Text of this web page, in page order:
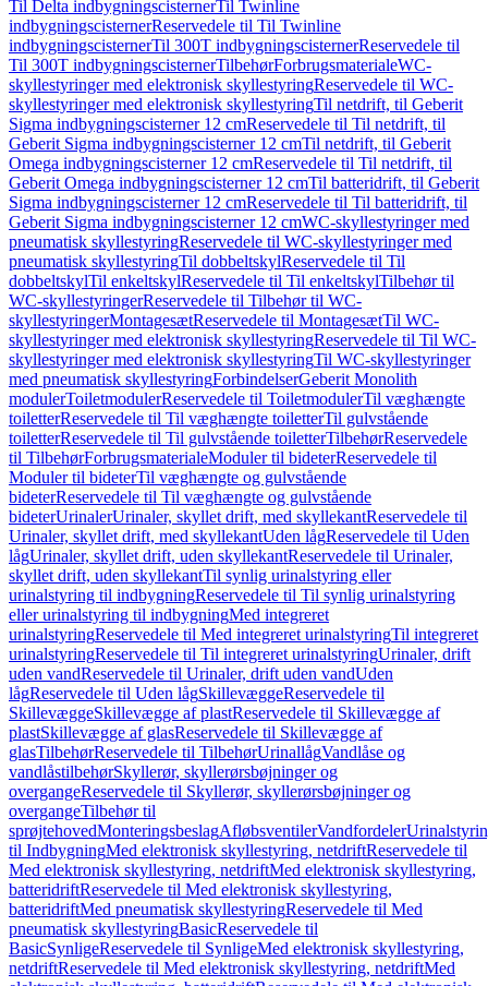
Til Delta indbygningscisternerTil Twinline
indbygningscisternerReservedele til Til Twinline
indbygningscisternerTil 300T indbygningscisternerReservedele til
Til 300T indbygningscisternerTilbehørForbrugsmaterialeWC-
skyllestyringer med elektronisk skyllestyringReservedele til WC-
skyllestyringer med elektronisk skyllestyringTil netdrift, til Geberit
Sigma indbygningscisterner 12 cmReservedele til Til netdrift, til
Geberit Sigma indbygningscisterner 12 cmTil netdrift, til Geberit
Omega indbygningscisterner 12 cmReservedele til Til netdrift, til
Geberit Omega indbygningscisterner 12 cmTil batteridrift, til Geberit
Sigma indbygningscisterner 12 cmReservedele til Til batteridrift, til
Geberit Sigma indbygningscisterner 12 cmWC-skyllestyringer med
pneumatisk skyllestyringReservedele til WC-skyllestyringer med
pneumatisk skyllestyringTil dobbeltskylReservedele til Til
dobbeltskylTil enkeltskylReservedele til Til enkeltskylTilbehør til
WC-skyllestyringerReservedele til Tilbehør til WC-
skyllestyringerMontagesætReservedele til MontagesætTil WC-
skyllestyringer med elektronisk skyllestyringReservedele til Til WC-
skyllestyringer med elektronisk skyllestyringTil WC-skyllestyringer
med pneumatisk skyllestyringForbindelserGeberit Monolith
modulerToiletmodulerReservedele til ToiletmodulerTil væghængte
toiletterReservedele til Til væghængte toiletterTil gulvstående
toiletterReservedele til Til gulvstående toiletterTilbehørReservedele
til TilbehørForbrugsmaterialeModuler til bideterReservedele til
Moduler til bideterTil væghængte og gulvstående
bideterReservedele til Til væghængte og gulvstående
bideterUrinalerUrinaler, skyllet drift, med skyllekantReservedele til
Urinaler, skyllet drift, med skyllekantUden lågReservedele til Uden
lågUrinaler, skyllet drift, uden skyllekantReservedele til Urinaler,
skyllet drift, uden skyllekantTil synlig urinalstyring eller
urinalstyring til indbygningReservedele til Til synlig urinalstyring
eller urinalstyring til indbygningMed integreret
urinalstyringReservedele til Med integreret urinalstyringTil integreret
urinalstyringReservedele til Til integreret urinalstyringUrinaler, drift
uden vandReservedele til Urinaler, drift uden vandUden
lågReservedele til Uden lågSkillevæggeReservedele til
SkillevæggeSkillevægge af plastReservedele til Skillevægge af
plastSkillevægge af glasReservedele til Skillevægge af
glasTilbehørReservedele til TilbehørUrinallågVandlåse og
vandlåstilbehørSkyllerør, skyllerørsbøjninger og
overgangeReservedele til Skyllerør, skyllerørsbøjninger og
overgangeTilbehør til
sprøjtehovedMonteringsbeslagAfløbsventilerVandfordeler
til IndbygningMed elektronisk skyllestyring, netdriftReservedele til
Med elektronisk skyllestyring, netdriftMed elektronisk skyllestyring,
batteridriftReservedele til Med elektronisk skyllestyring,
batteridriftMed pneumatisk skyllestyringReservedele til Med
pneumatisk skyllestyringBasicReservedele til
BasicSynligeReservedele til SynligeMed elektronisk skyllestyring,
netdriftReservedele til Med elektronisk skyllestyring, netdriftMed